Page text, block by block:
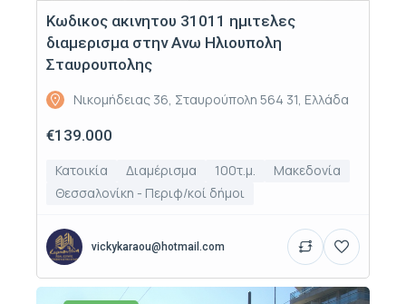
Κωδικος ακινητου 31011 ημιτελες
διαμερισμα στην Ανω Ηλιουπολη
Σταυρουπολης
Νικομήδειας 36, Σταυρούπολη 564 31, Ελλάδα
€139.000
Κατοικία Διαμέρισμα 100τ.μ.
Μακεδονία
Θεσσαλονίκη - Περιφ/κοί δήμοι
vickykaraou@hotmail.com